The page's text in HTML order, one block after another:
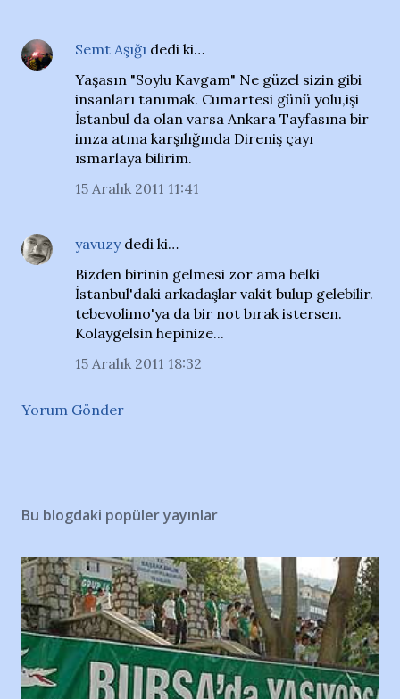
Semt Aşığı dedi ki…
Yaşasın "Soylu Kavgam" Ne güzel sizin gibi
insanları tanımak. Cumartesi günü yolu,işi
İstanbul da olan varsa Ankara Tayfasına bir
imza atma karşılığında Direniş çayı
ısmarlaya bilirim.
15 Aralık 2011 11:41
yavuzydedi ki…
Bizden birinin gelmesi zor ama belki
İstanbul'daki arkadaşlar vakit bulup gelebilir.
tebevolimo'ya da bir not bırak istersen.
Kolaygelsin hepinize...
15 Aralık 2011 18:32
Yorum Gönder
Bu blogdaki popüler yayınlar